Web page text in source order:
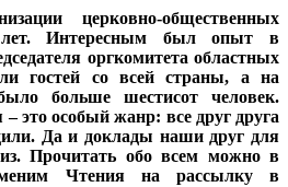
церковно-общественных
Интересным был опыт в
оргкомитета областных
гостей со всей страны, а на
больше шестисот человек.
это особый жанр: все друг друга
Да и доклады наши друг для
Прочитать обо всем можно в
Чтения на рассылку в